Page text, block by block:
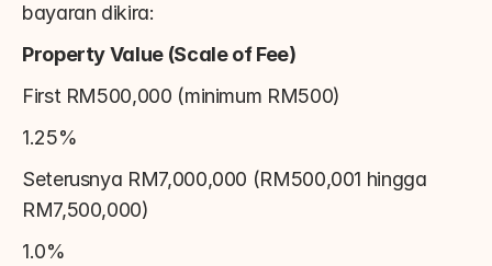
bayaran dikira:
Property Value (Scale of Fee)
First RM500,000 (minimum RM500)
1.25%
Seterusnya RM7,000,000 (RM500,001 hingga
RM7,500,000)
1.0%